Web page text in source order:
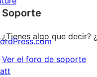
1
estrellas
Soporte
¿Tienes algo que decir?
Ver el foro de soporte